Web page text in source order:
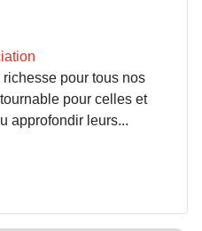
pour tous nos
pour celles et
approfondir leurs...